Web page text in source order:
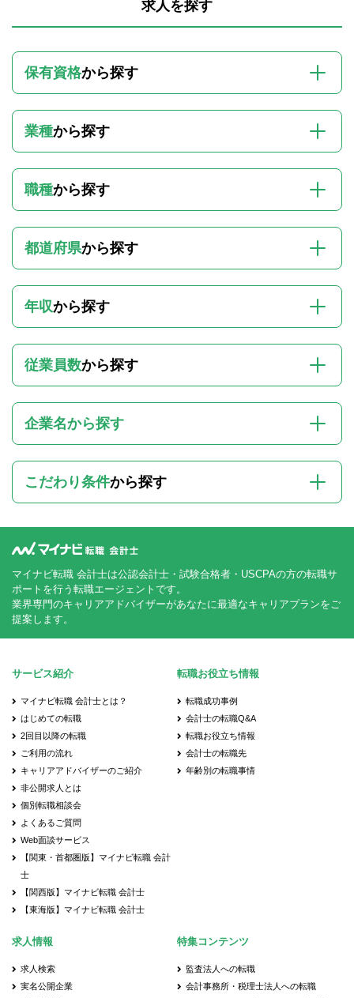
求人を探す
保有資格から探す
業種から探す
職種から探す
都道府県から探す
年収から探す
従業員数から探す
企業名から探す
こだわり条件から探す
マイナビ転職 会計士は公認会計士・試験合格者・USCPAの方の転職サ
ポートを行う転職エージェントです。
業界専門のキャリアアドバイザーがあなたに最適なキャリアプランをご
提案します。
サービス紹介
マイナビ転職 会計士とは？
はじめての転職
2回目以降の転職
ご利用の流れ
キャリアアドバイザーのご紹介
非公開求人とは
個別転職相談会
よくあるご質問
Web面談サービス
【関東・首都圏版】マイナビ転職 会計
士
【関西版】マイナビ転職 会計士
【東海版】マイナビ転職 会計士
転職お役立ち情報
転職成功事例
会計士の転職Q&A
転職お役立ち情報
会計士の転職先
年齢別の転職事情
求人情報
求人検索
実名公開企業
特集コンテンツ
監査法人への転職
会計事務所・税理士法人への転職